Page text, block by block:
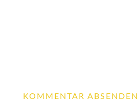
KOMMENTAR ABSENDEN